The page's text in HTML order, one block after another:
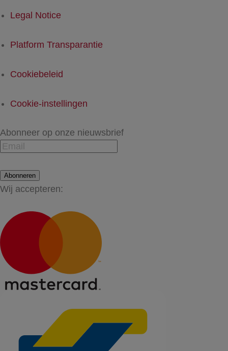
Legal Notice
Platform Transparantie
Cookiebeleid
Cookie-instellingen
Abonneer op onze nieuwsbrief
Abonneren
Wij accepteren: